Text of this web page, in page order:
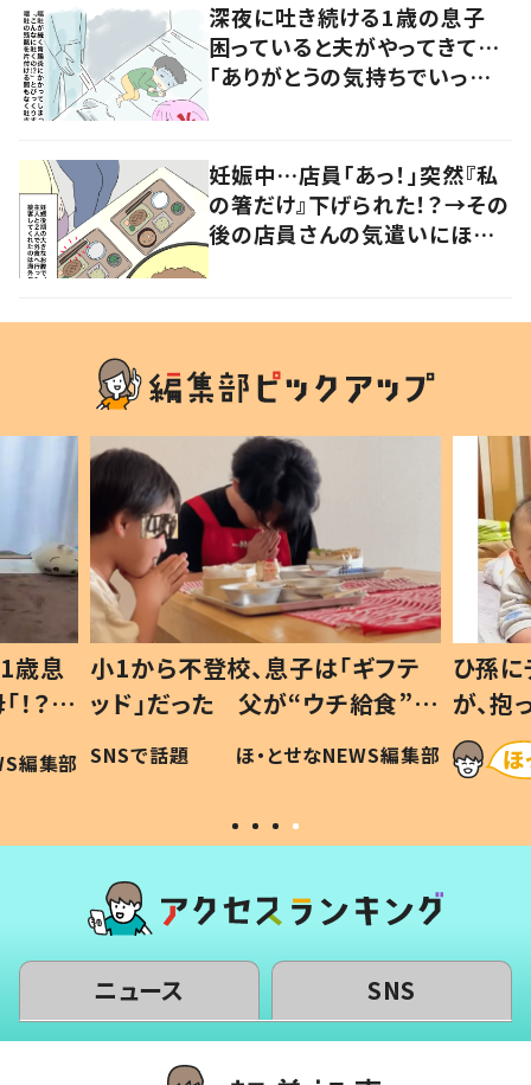
深夜に吐き続ける1歳の息子
困っていると夫がやってきて…
「ありがとうの気持ちでいっぱ
妊娠中…店員「あっ！」突然『私
の箸だけ』下げられた！？→その
後の店員さんの気遣いにほっこ
歳息
？」
編集部
小1から不登校、息子は「ギフテ
ッド」だった 父が“ウチ給食”を
作り続ける理由とは #令和の親
#令和の子
SNSで話題 ほ・とせなNEWS編集部
ひ孫
が、
「涙が
い」
ニュース SNS